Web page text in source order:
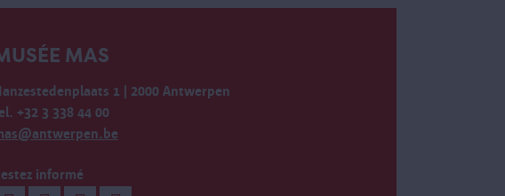
MAS
1 | 2000 Antwerpen
+32 3 338 44 00
informé